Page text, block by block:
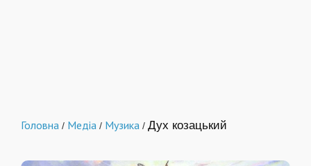
Головна / Медіа / Музика / Дух козацький